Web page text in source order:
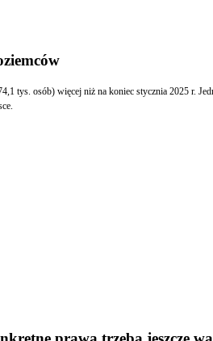
tys. osób) więcej niż na koniec stycznia 2025 r.